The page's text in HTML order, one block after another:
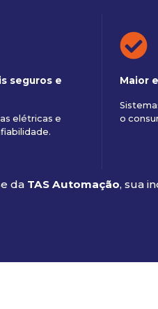
seguros e
elétricas e
Maior
o
da TAS Automação, sua